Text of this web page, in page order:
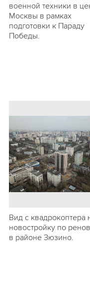
военной техники в
Москвы в рамках
подготовки к Параду
Победы.
Вид с квадрокоптера
новостройку по
в районе Зюзино.